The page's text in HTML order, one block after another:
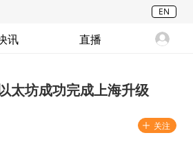
EN
讯 直播
太坊成功完成上海升级
关注